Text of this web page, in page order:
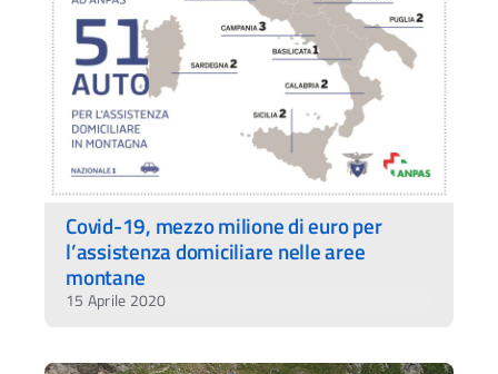
Covid-19, mezzo milione di euro per
l’assistenza domiciliare nelle aree
montane
15 Aprile 2020